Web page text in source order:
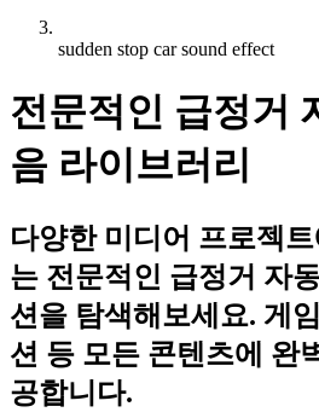
sudden stop car sound effect
전문적인 급정거
음 라이브러리
다양한 미디어 프로젝
는 전문적인 급정거 자
션을 탐색해보세요. 게
션 등 모든 콘텐츠에 완
공합니다.